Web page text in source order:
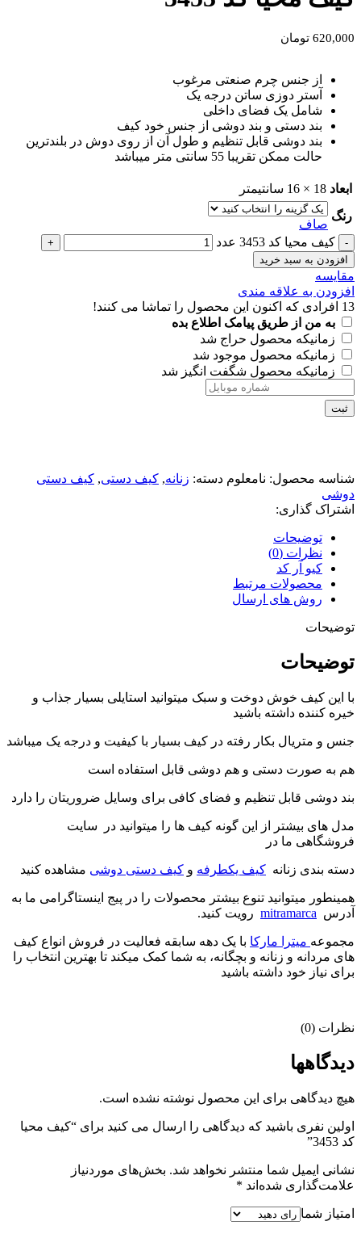
620,000 تومان
از جنس چرم صنعتی مرغوب
آستر دوزی ساتن درجه یک
شامل یک فضای داخلی
بند دستی و بند دوشی از جنس خود کیف
بند دوشی قابل تنظیم و طول آن از روی دوش در بلندترین
حالت ممکن تقریبا 55 سانتی متر میباشد
ابعاد 18 × 16 سانتیمتر
رنگ
صاف
کیف محیا کد 3453 عدد
افزودن به سبد خرید
مقايسه
افزودن به علاقه مندی
13 افرادی که اکنون این محصول را تماشا می کنند!
به من از طریق پیامک اطلاع بده
زمانیکه محصول حراج شد
زمانیکه محصول موجود شد
زمانیکه محصول شگفت انگیز شد
ثبت
شناسه محصول: نامعلوم دسته: زنانه, کیف دستی, کیف دستی
دوشی
اشتراک گذاری:
توضیحات
نظرات (0)
کیو آر کد
محصولات مرتبط
روش های ارسال
توضیحات
توضیحات
با این کیف خوش دوخت و سبک میتوانید استایلی بسیار جذاب و
خیره کننده داشته باشید
جنس و متریال بکار رفته در کیف بسیار با کیفیت و درجه یک میباشد
هم به صورت دستی و هم دوشی قابل استفاده است
بند دوشی قابل تنظیم و فضای کافی برای وسایل ضروریتان را دارد
مدل های بیشتر از این گونه کیف ها را میتوانید در سایت
فروشگاهی ما در
دسته بندی زنانه کیف یکطرفه و کیف دستی دوشی مشاهده کنید
همینطور میتوانید تنوع بیشتر محصولات را در پیج اینستاگرامی ما به
آدرس mitramarca رویت کنید.
مجموعه میترا مارکا با یک دهه سابقه فعالیت در فروش انواع کیف
های مردانه و زنانه و بچگانه، به شما کمک میکند تا بهترین انتخاب را
برای نیاز خود داشته باشید
نظرات (0)
دیدگاهها
هیچ دیدگاهی برای این محصول نوشته نشده است.
اولین نفری باشید که دیدگاهی را ارسال می کنید برای “کیف محیا
کد 3453”
نشانی ایمیل شما منتشر نخواهد شد. بخش‌های موردنیاز
علامت‌گذاری شده‌اند *
امتیاز شما